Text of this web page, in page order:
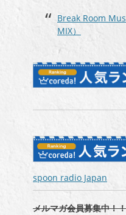
Break Room
MIX）
spoon radio Japan
メルマガ会員募集中！！